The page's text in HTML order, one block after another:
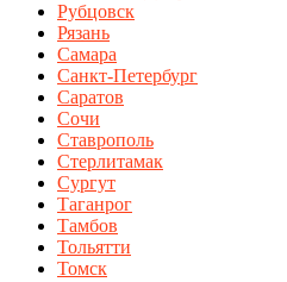
Рубцовск
Рязань
Самара
Санкт-Петербург
Саратов
Сочи
Ставрополь
Стерлитамак
Сургут
Таганрог
Тамбов
Тольятти
Томск